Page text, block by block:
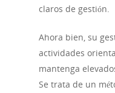
claros de gestión.
Ahora bien, su
actividades
mantenga
Se trata de un